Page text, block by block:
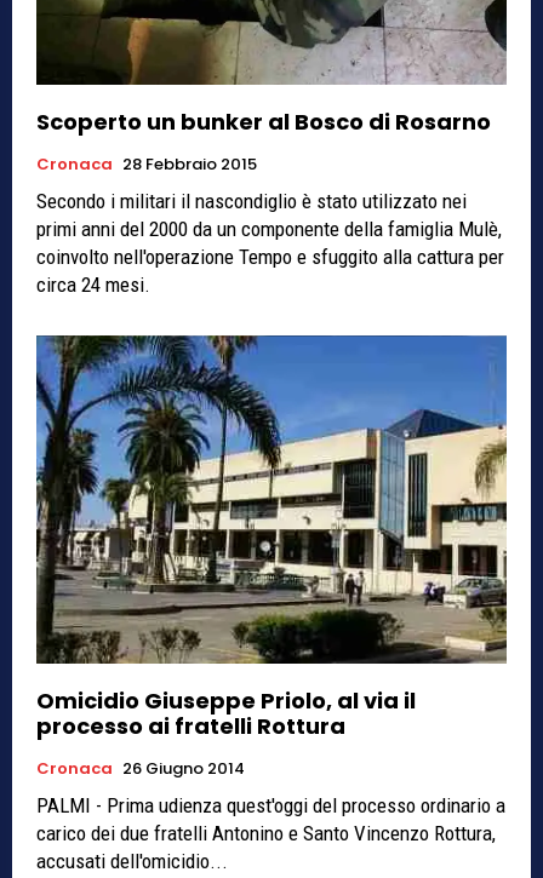
Scoperto un bunker al Bosco di Rosarno
Cronaca 28 Febbraio 2015
Secondo i militari il nascondiglio è stato utilizzato nei
primi anni del 2000 da un componente della famiglia Mulè,
coinvolto nell'operazione Tempo e sfuggito alla cattura per
circa 24 mesi.
Omicidio Giuseppe Priolo, al via il
processo ai fratelli Rottura
Cronaca 26 Giugno 2014
PALMI - Prima udienza quest'oggi del processo ordinario a
carico dei due fratelli Antonino e Santo Vincenzo Rottura,
accusati dell'omicidio...